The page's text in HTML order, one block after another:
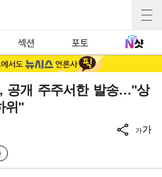
섹션 포토
공개 주주서한 발송…"상
위"
가가